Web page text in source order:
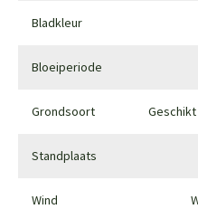
Bladkleur
Bloeiperiode
Grondsoort
Standplaats
Wind